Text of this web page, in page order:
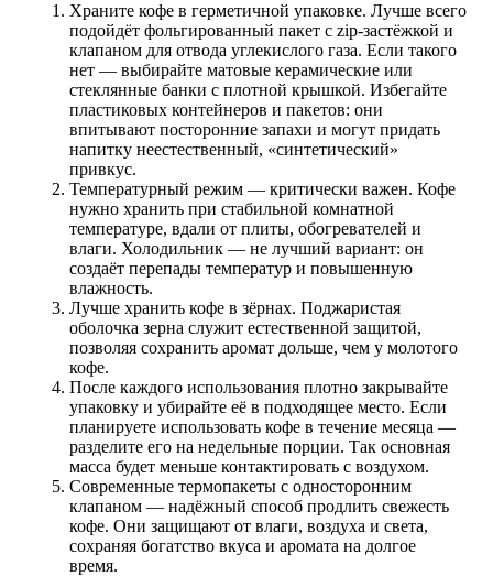
Храните кофе в герметичной упаковке. Лучше всего
подойдёт фольгированный пакет с zip-застёжкой и
клапаном для отвода углекислого газа. Если такого
нет — выбирайте матовые керамические или
стеклянные банки с плотной крышкой. Избегайте
пластиковых контейнеров и пакетов: они
впитывают посторонние запахи и могут придать
напитку неестественный, «синтетический»
привкус.
Температурный режим — критически важен. Кофе
нужно хранить при стабильной комнатной
температуре, вдали от плиты, обогревателей и
влаги. Холодильник — не лучший вариант: он
создаёт перепады температур и повышенную
влажность.
Лучше хранить кофе в зёрнах. Поджаристая
оболочка зерна служит естественной защитой,
позволяя сохранить аромат дольше, чем у молотого
кофе.
После каждого использования плотно закрывайте
упаковку и убирайте её в подходящее место. Если
планируете использовать кофе в течение месяца —
разделите его на недельные порции. Так основная
масса будет меньше контактировать с воздухом.
Современные термопакеты с односторонним
клапаном — надёжный способ продлить свежесть
кофе. Они защищают от влаги, воздуха и света,
сохраняя богатство вкуса и аромата на долгое
время.